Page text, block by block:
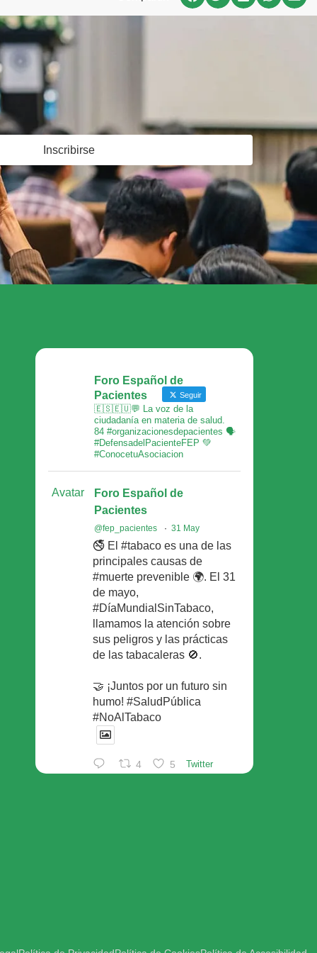
Inscribirse
Foro Español de
Pacientes
Seguir
🇪🇸🇪🇺💬 La voz de la
ciudadanía en materia de salud.
84 #organizacionesdepacientes 🗣
#DefensadelPacienteFEP 💚
#ConocetuAsociacion
Avatar
Foro Español de
Pacientes
@fep_pacientes · 31 May
🚭 El #tabaco es una de las
principales causas de
#muerte prevenible 🌍. El 31
de mayo,
#DíaMundialSinTabaco,
llamamos la atención sobre
sus peligros y las prácticas
de las tabacaleras 🚫.
🤝 ¡Juntos por un futuro sin
humo! #SaludPública
#NoAlTabaco
4 5 Twitter